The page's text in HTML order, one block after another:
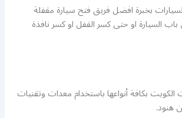
بخبرة افضل فريق فتح سيارة مقفلة
السيارة او حتى كسر القفل او كسر نافذة
بكافة أنواعها باستخدام معدات وتقنيات
هنود.